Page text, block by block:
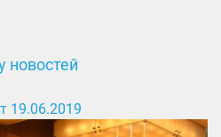
новостей
19.06.2019